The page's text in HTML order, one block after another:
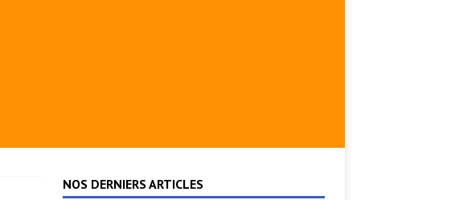
NOS DERNIERS ARTICLES